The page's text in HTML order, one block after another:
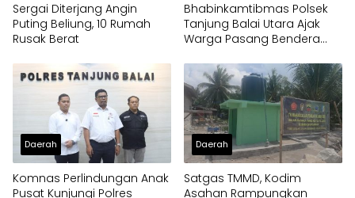
Sergai Diterjang Angin
Puting Beliung, 10 Rumah
Rusak Berat
Bhabinkamtibmas Polsek
Tanjung Balai Utara Ajak
Warga Pasang Bendera
Daerah
Komnas Perlindungan Anak
Pusat Kunjungi Polres
Daerah
Satgas TMMD, Kodim
Asahan Rampungkan